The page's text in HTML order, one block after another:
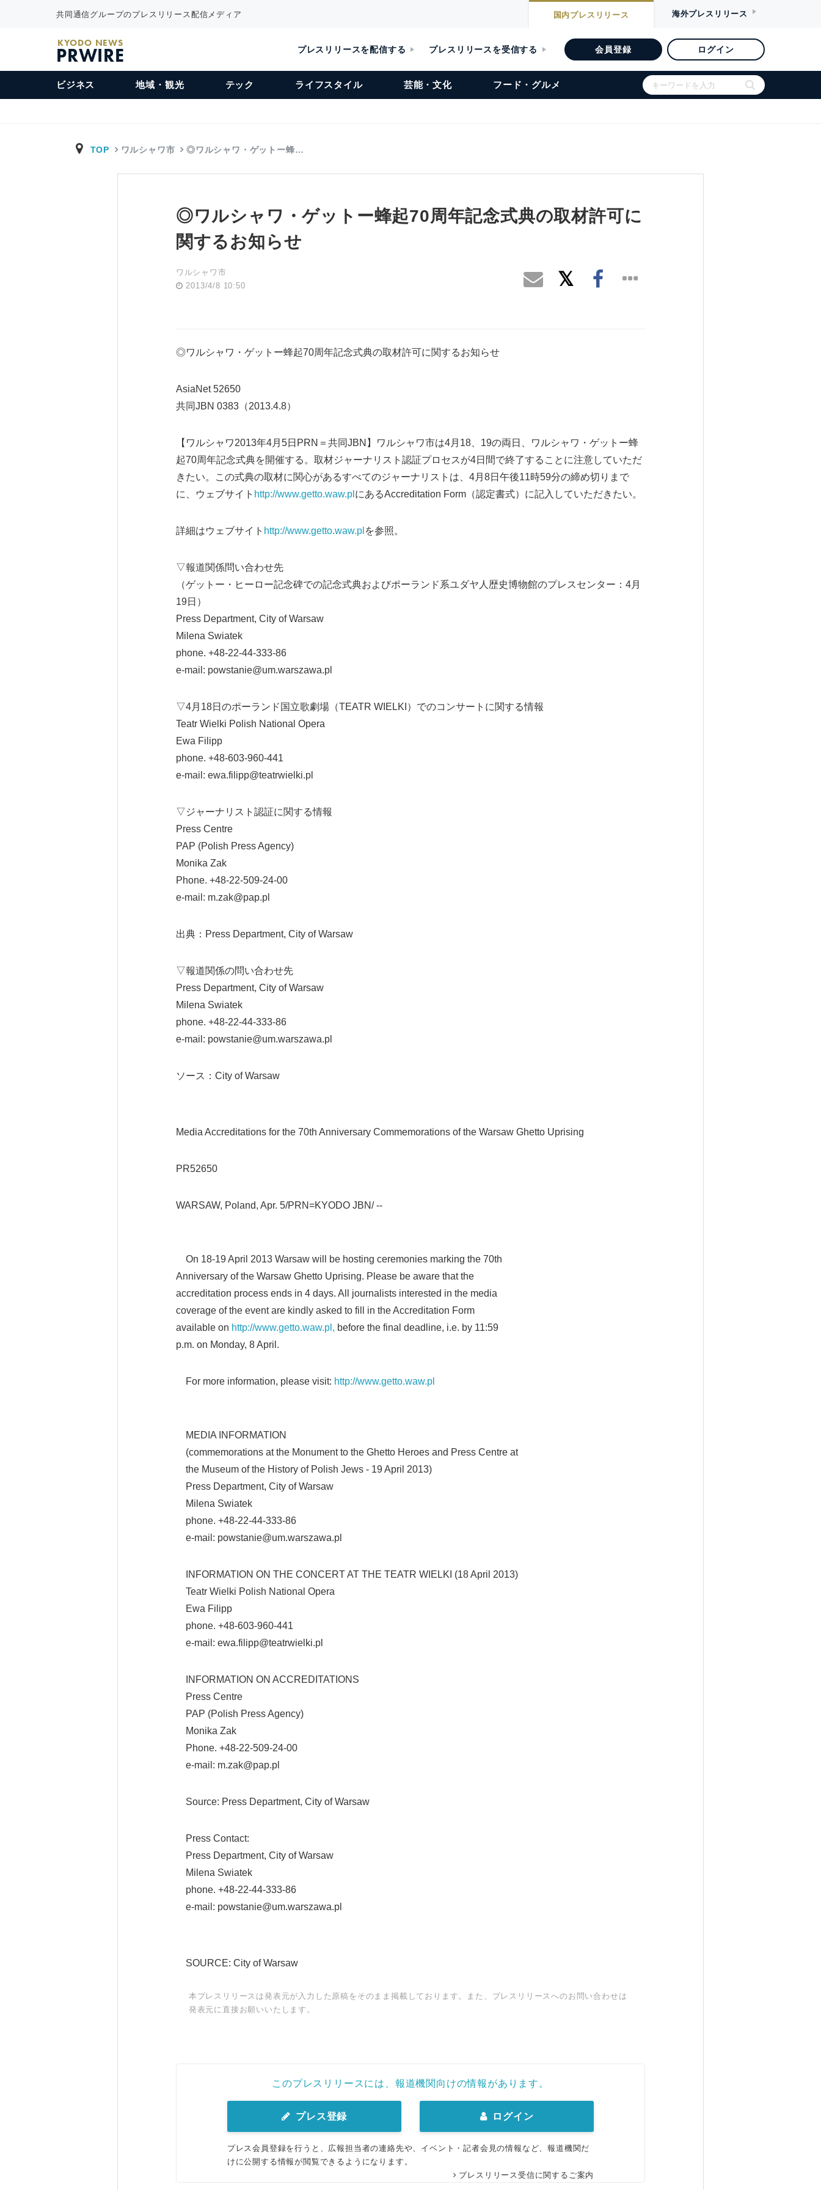
共同通信グループのプレスリリース配信メディア 国内プレスリリース 海外プレスリリース
KYODO NEWS
PRWIRE プレスリリースを配信する プレスリリースを受信する 会員登録 ログイン
ビジネス 地域・観光 テック ライフスタイル 芸能・文化 フード・グルメ
TOP ワルシャワ市 ◎ワルシャワ・ゲットー蜂…
◎ワルシャワ・ゲットー蜂起70周年記念式典の取材許可に
関するお知らせ
ワルシャワ市
2013/4/8 10:50
◎ワルシャワ・ゲットー蜂起70周年記念式典の取材許可に関するお知らせ
AsiaNet 52650
共同JBN 0383（2013.4.8）
【ワルシャワ2013年4月5日PRN＝共同JBN】ワルシャワ市は4月18、19の両日、ワルシャワ・ゲットー蜂
起70周年記念式典を開催する。取材ジャーナリスト認証プロセスが4日間で終了することに注意していただ
きたい。この式典の取材に関心があるすべてのジャーナリストは、4月8日午後11時59分の締め切りまで
に、ウェブサイト http://www.getto.waw.pl にあるAccreditation Form（認定書式）に記入していただきたい。
詳細はウェブサイト http://www.getto.waw.pl を参照。
▽報道関係問い合わせ先
（ゲットー・ヒーロー記念碑での記念式典およびポーランド系ユダヤ人歴史博物館のプレスセンター：4月
19日）
Press Department, City of Warsaw
Milena Swiatek
phone. +48-22-44-333-86
e-mail: powstanie@um.warszawa.pl
▽4月18日のポーランド国立歌劇場（TEATR WIELKI）でのコンサートに関する情報
Teatr Wielki Polish National Opera
Ewa Filipp
phone. +48-603-960-441
e-mail: ewa.filipp@teatrwielki.pl
▽ジャーナリスト認証に関する情報
Press Centre
PAP (Polish Press Agency)
Monika Zak
Phone. +48-22-509-24-00
e-mail: m.zak@pap.pl
出典：Press Department, City of Warsaw
▽報道関係の問い合わせ先
Press Department, City of Warsaw
Milena Swiatek
phone. +48-22-44-333-86
e-mail: powstanie@um.warszawa.pl
ソース：City of Warsaw
Media Accreditations for the 70th Anniversary Commemorations of the Warsaw Ghetto Uprising
PR52650
WARSAW, Poland, Apr. 5/PRN=KYODO JBN/ --
On 18-19 April 2013 Warsaw will be hosting ceremonies marking the 70th
Anniversary of the Warsaw Ghetto Uprising. Please be aware that the
accreditation process ends in 4 days. All journalists interested in the media
coverage of the event are kindly asked to fill in the Accreditation Form
available on http://www.getto.waw.pl, before the final deadline, i.e. by 11:59
p.m. on Monday, 8 April.
For more information, please visit: http://www.getto.waw.pl
MEDIA INFORMATION
(commemorations at the Monument to the Ghetto Heroes and Press Centre at
the Museum of the History of Polish Jews - 19 April 2013)
Press Department, City of Warsaw
Milena Swiatek
phone. +48-22-44-333-86
e-mail: powstanie@um.warszawa.pl
INFORMATION ON THE CONCERT AT THE TEATR WIELKI (18 April 2013)
Teatr Wielki Polish National Opera
Ewa Filipp
phone. +48-603-960-441
e-mail: ewa.filipp@teatrwielki.pl
INFORMATION ON ACCREDITATIONS
Press Centre
PAP (Polish Press Agency)
Monika Zak
Phone. +48-22-509-24-00
e-mail: m.zak@pap.pl
Source: Press Department, City of Warsaw
Press Contact:
Press Department, City of Warsaw
Milena Swiatek
phone. +48-22-44-333-86
e-mail: powstanie@um.warszawa.pl
SOURCE: City of Warsaw
本プレスリリースは発表元が入力した原稿をそのまま掲載しております。また、プレスリリースへのお問い合わせは
発表元に直接お願いいたします。
このプレスリリースには、報道機関向けの情報があります。
プレス登録 ログイン
プレス会員登録を行うと、広報担当者の連絡先や、イベント・記者会見の情報など、報道機関だ
けに公開する情報が閲覧できるようになります。
プレスリリース受信に関するご案内